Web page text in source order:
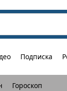
Подписка
Гороскоп